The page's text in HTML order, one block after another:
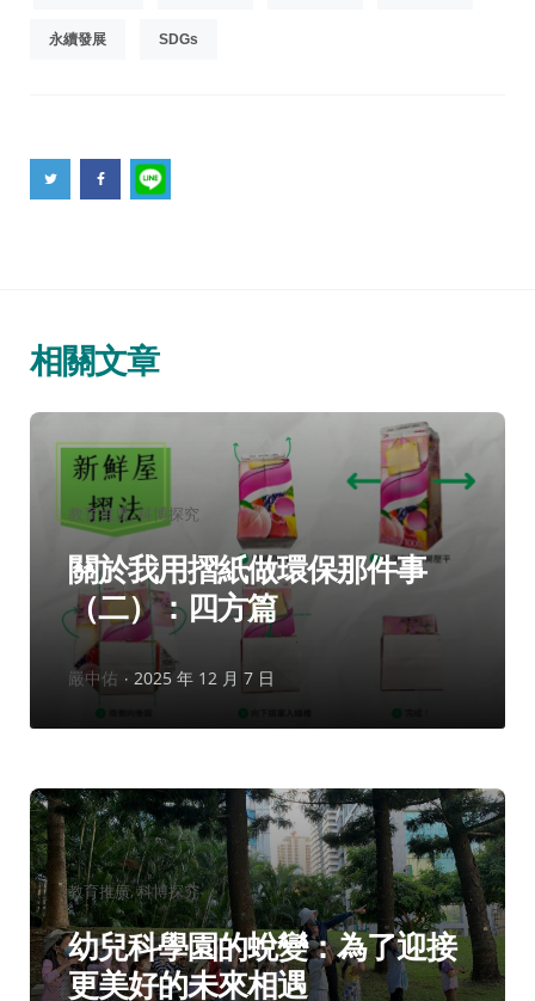
永續發展 SDGs
相關文章
分
類：
教育推廣 科博探究
關於我用摺紙做環保那件事
（二）：四方篇
作
嚴中佑 2025 年 12 月 7 日
分
類：
教育推廣 科博探究
幼兒科學園的蛻變：為了迎接
更美好的未來相遇